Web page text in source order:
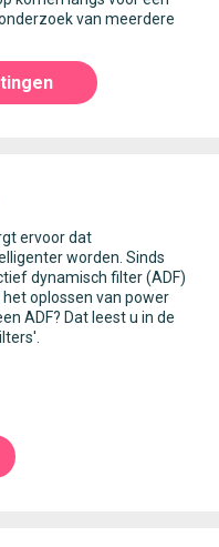
van meerdere
ervoor dat
worden. Sinds
dynamisch filter (ADF)
oplossen van power
ADF? Dat leest u in de